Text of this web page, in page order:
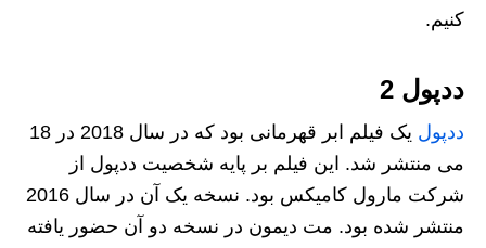
کنیم.
ددپول 2
ددپول
یک فیلم ابر قهرمانی بود که در سال 2018 در 18
می منتشر شد. این فیلم بر پایه شخصیت ددپول از
شرکت مارول کامیکس بود. نسخه یک آن در سال 2016
منتشر شده بود. مت دیمون در نسخه دو آن حضور یافته